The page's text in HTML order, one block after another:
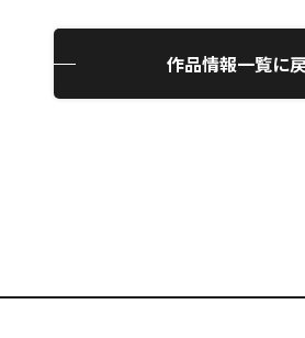
作品情報一覧に